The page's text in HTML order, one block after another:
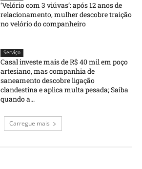
‘Velório com 3 viúvas’: após 12 anos de
relacionamento, mulher descobre traição
no velório do companheiro
Serviço
Casal investe mais de R$ 40 mil em poço
artesiano, mas companhia de
saneamento descobre ligação
clandestina e aplica multa pesada; Saiba
quando a...
Carregue mais